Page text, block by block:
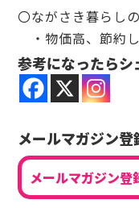
〇ながさき暮らし
・物価高、節約
参考になったらシ
メールマガジン
メールマガジン登